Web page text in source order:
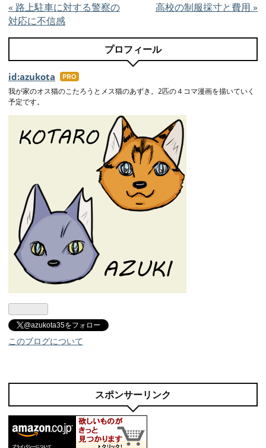
« 路上駐車に対する警察の
対応に不信感
高校の制服採寸と費用 »
プロフィール
id:azukota はて
なブ
Pro
我が家のオス猫のこたろうとメス猫のあずき。2匹の４コマ漫画を描いていく
予定です。
@azukota35をフォロー
このブログについて
スポンサーリンク